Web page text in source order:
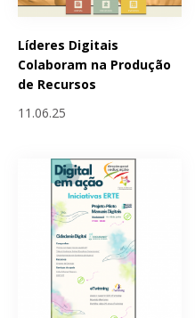
Líderes Digitais
Colaboram na Produção
de Recursos
11.06.25